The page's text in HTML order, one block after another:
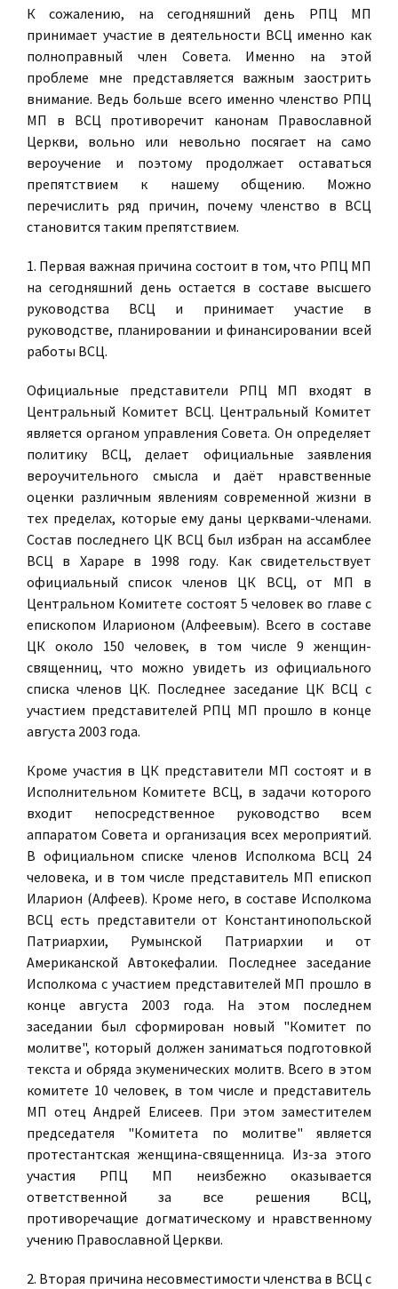
К сожалению, на сегодняшний день РПЦ МП
принимает участие в деятельности ВСЦ именно как
полноправный член Совета. Именно на этой
проблеме мне представляется важным заострить
внимание. Ведь больше всего именно членство РПЦ
МП в ВСЦ противоречит канонам Православной
Церкви, вольно или невольно посягает на само
вероучение и поэтому продолжает оставаться
препятствием к нашему общению. Можно
перечислить ряд причин, почему членство в ВСЦ
становится таким препятствием.
1. Первая важная причина состоит в том, что РПЦ МП
на сегодняшний день остается в составе высшего
руководства ВСЦ и принимает участие в
руководстве, планировании и финансировании всей
работы ВСЦ.
Официальные представители РПЦ МП входят в
Центральный Комитет ВСЦ. Центральный Комитет
является органом управления Совета. Он определяет
политику ВСЦ, делает официальные заявления
вероучительного смысла и даёт нравственные
оценки различным явлениям современной жизни в
тех пределах, которые ему даны церквами-членами.
Состав последнего ЦК ВСЦ был избран на ассамблее
ВСЦ в Хараре в 1998 году. Как свидетельствует
официальный список членов ЦК ВСЦ, от МП в
Центральном Комитете состоят 5 человек во главе с
епископом Иларионом (Алфеевым). Всего в составе
ЦК около 150 человек, в том числе 9 женщин-
священниц, что можно увидеть из официального
списка членов ЦК. Последнее заседание ЦК ВСЦ с
участием представителей РПЦ МП прошло в конце
августа 2003 года.
Кроме участия в ЦК представители МП состоят и в
Исполнительном Комитете ВСЦ, в задачи которого
входит непосредственное руководство всем
аппаратом Совета и организация всех мероприятий.
В официальном списке членов Исполкома ВСЦ 24
человека, и в том числе представитель МП епископ
Иларион (Алфеев). Кроме него, в составе Исполкома
ВСЦ есть представители от Константинопольской
Патpиapxии, Румынской Патриархии и от
Американской Автокефалии. Последнее заседание
Исполкома с участием представителей МП прошло в
конце августа 2003 года. На этом последнем
заседании был сформирован новый "Комитет по
молитве", который должен заниматься подготовкой
текста и обряда экуменических молитв. Всего в этом
комитете 10 человек, в том числе и представитель
МП отец Андрей Елисеев. При этом заместителем
председателя "Комитета по молитве" является
протестантская женщина-священница. Из-за этого
участия РПЦ МП неизбежно оказывается
ответственной за все решения ВСЦ,
противоречащие догматическому и нравственному
учению Православной Церкви.
2. Вторая причина несовместимости членства в ВСЦ с